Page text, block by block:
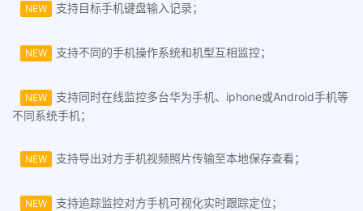
NEW 支持目标手机键盘输入记录；
NEW 支持不同的手机操作系统和机型互相监控；
NEW
支持同时在线监控多台华为手机、iphone或Android手机等
不同系统手机；
NEW 支持导出对方手机视频照片传输至本地保存查看；
NEW 支持追踪监控对方手机可视化实时跟踪定位；